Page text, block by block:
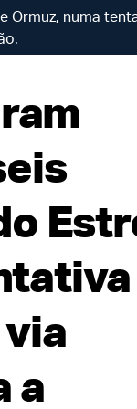
Ormuz, numa
a